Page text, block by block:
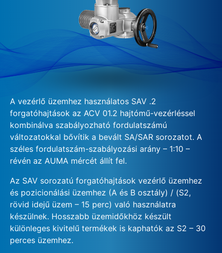
A vezérlő üzemhez használatos SAV .2
forgatóhajtások az ACV 01.2 hajtómű-vezérléssel
kombinálva szabályozható fordulatszámú
változatokkal bővítik a bevált SA/SAR sorozatot. A
széles fordulatszám-szabályozási arány – 1:10 –
révén az AUMA mércét állít fel.
Az SAV sorozatú forgatóhajtások vezérlő üzemhez
és pozicionálási üzemhez (A és B osztály) / (S2,
rövid idejű üzem – 15 perc) való használatra
készülnek. Hosszabb üzemidőkhöz készült
különleges kivitelű termékek is kaphatók az S2 – 30
perces üzemhez.